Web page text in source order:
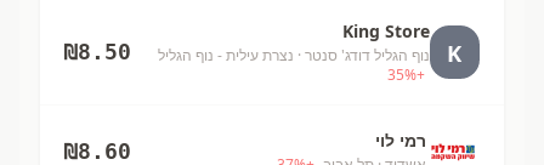
K
King Store
נוף הגליל דודג' סנטר · נצרת עילית - נוף הגליל
+
35%
₪8.50
רמי לוי ₪8.60